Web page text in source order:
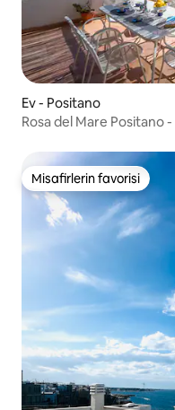
Ev - Positano
Rosa del Mare Positano
Misafirlerin favorisi
Misafirlerin favorisi